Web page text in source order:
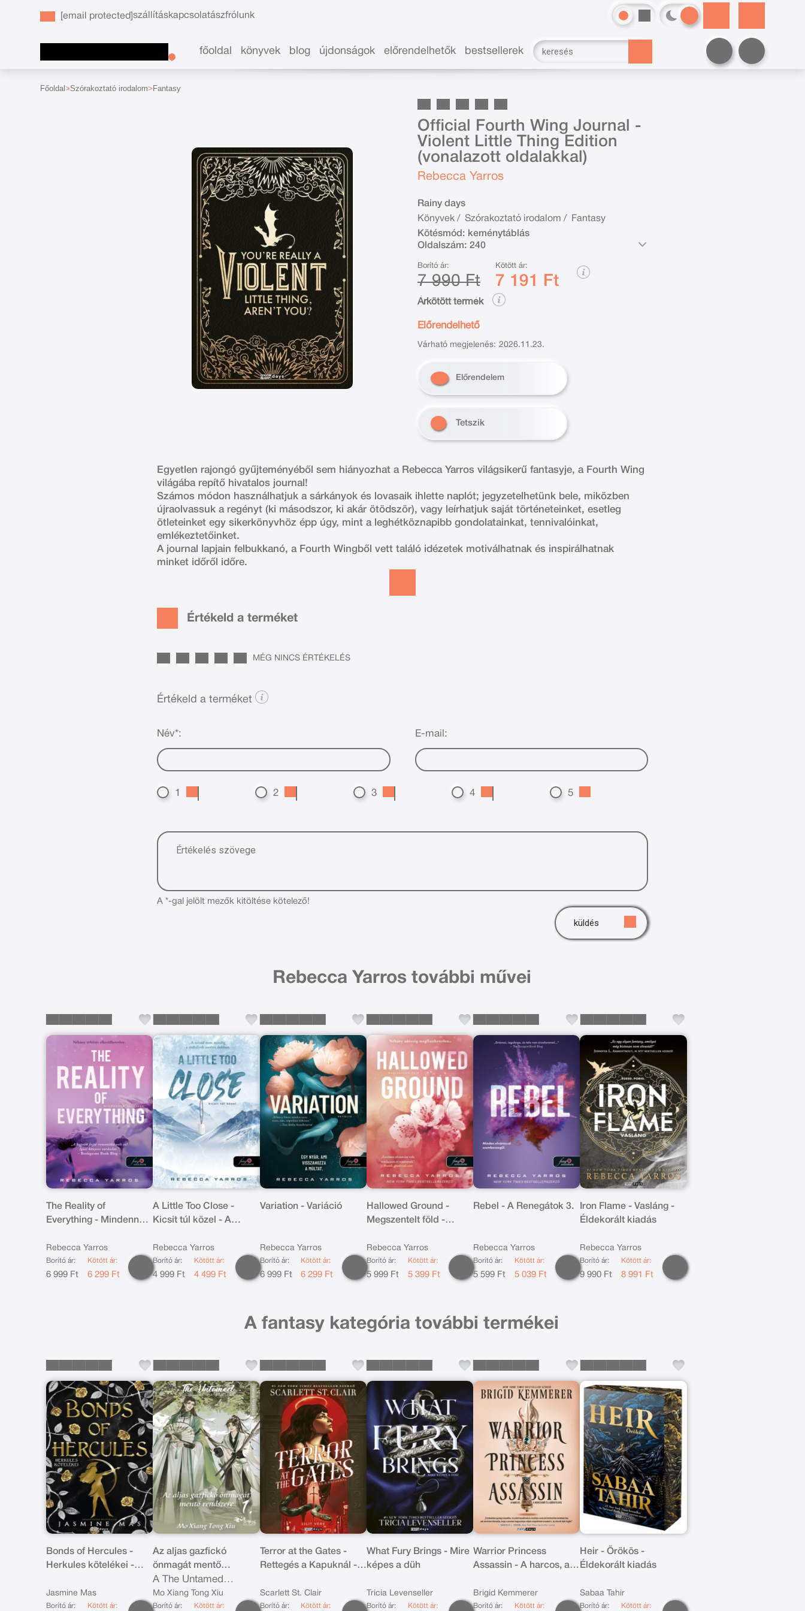
[email protected]szállításkapcsolatászfrólunk
főoldal könyvek blog újdonságok előrendelhetők bestsellerek
Főoldal Szórakoztató irodalom Fantasy
Official Fourth Wing Journal -
Violent Little Thing Edition
(vonalazott oldalakkal)
Rebecca Yarros
Rainy days
Könyvek / Szórakoztató irodalom /
Fantasy
Kötésmód: keménytáblás
Oldalszám: 240
Borító ár:
7 990 Ft
Kötött ár:
7 191 Ft
Árkötött termék
Előrendelhető
Várható megjelenés: 2026.11.23.
Előrendelem
Tetszik
Egyetlen rajongó gyűjteményéből sem hiányozhat a Rebecca Yarros világsikerű fantasyje, a Fourth Wing
világába repítő hivatalos journal!
Számos módon használhatjuk a sárkányok és lovasaik ihlette naplót; jegyzetelhetünk bele, miközben
újraolvassuk a regényt (ki másodszor, ki akár ötödször), vagy leírhatjuk saját történeteinket, esetleg
ötleteinket egy sikerkönyvhöz épp úgy, mint a leghétköznapibb gondolatainkat, tennivalóinkat,
emlékeztetőinket.
A journal lapjain felbukkanó, a Fourth Wingből vett találó idézetek motiválhatnak és inspirálhatnak
minket időről időre.
Értékeld a terméket
MÉG NINCS ÉRTÉKELÉS
Értékeld a terméket
Név*: E-mail:
1 2 3 4 5
A *-gal jelölt mezők kitöltése kötelező!
küldés
Rebecca Yarros további művei
The Reality of
Everything - Mindennek
5.)
Rebecca Yarros
Borító ár:
6 999 Ft
Kötött ár:
6 299 Ft
A Little Too Close -
Kicsit túl közel - A
Rebecca Yarros
Borító ár:
4 999 Ft
Kötött ár:
4 499 Ft
Variation - Variáció
Rebecca Yarros
Borító ár:
6 999 Ft
Kötött ár:
6 299 Ft
Hallowed Ground -
Megszentelt föld -
Rebecca Yarros
Borító ár:
5 999 Ft
Kötött ár:
5 399 Ft
Rebel - A Renegátok 3.
Rebecca Yarros
Borító ár:
5 599 Ft
Kötött ár:
5 039 Ft
Iron Flame - Vasláng -
Éldekorált kiadás
Rebecca Yarros
Borító ár:
9 990 Ft
Kötött ár:
8 991 Ft
A fantasy kategória további termékei
Bonds of Hercules -
Herkules kötelékei -
Jasmine Mas
Borító ár: Kötött ár:
Az aljas gazfickó
önmagát mentő
rendszere 1.
A The Untamed
sorozat alapjául
szolgáló regény
Mo Xiang Tong Xiu
Borító ár: Kötött ár:
Terror at the Gates -
Rettegés a Kapuknál -
Scarlett St. Clair
Borító ár: Kötött ár:
What Fury Brings - Mire
képes a düh
Tricia Levenseller
Borító ár: Kötött ár:
Warrior Princess
Assassin - A harcos, a
bérgyilkos
Brigid Kemmerer
Borító ár: Kötött ár:
Heir - Örökös -
Éldekorált kiadás
Sabaa Tahir
Borító ár: Kötött ár: